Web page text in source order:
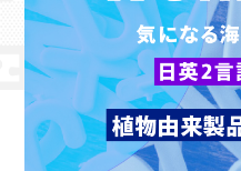
このサイトについて
案件情報